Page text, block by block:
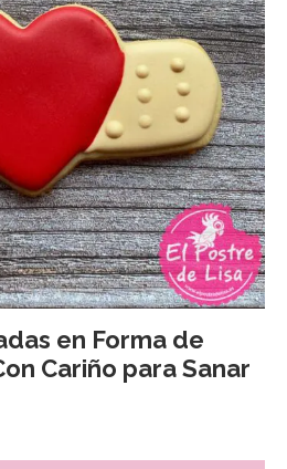
en Forma de
Cariño para Sanar